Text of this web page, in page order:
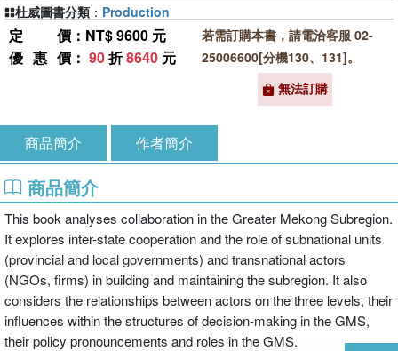
定價 ：NT$ 9600 元
優惠價 ： 90折8640 元
若需訂購本書，請電洽客服 02-
25006600[分機130、131]。
無法訂購
杜威圖書分類 ： Production
商品簡介 作者簡介
商品簡介
This book analyses collaboration in the Greater Mekong Subregion.
It explores inter-state cooperation and the role of subnational units
(provincial and local governments) and transnational actors
(NGOs, firms) in building and maintaining the subregion. It also
considers the relationships between actors on the three levels, their
influences within the structures of decision-making in the GMS,
their policy pronouncements and roles in the GMS.